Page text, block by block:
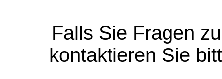
Falls Sie Fragen
kontaktieren Sie